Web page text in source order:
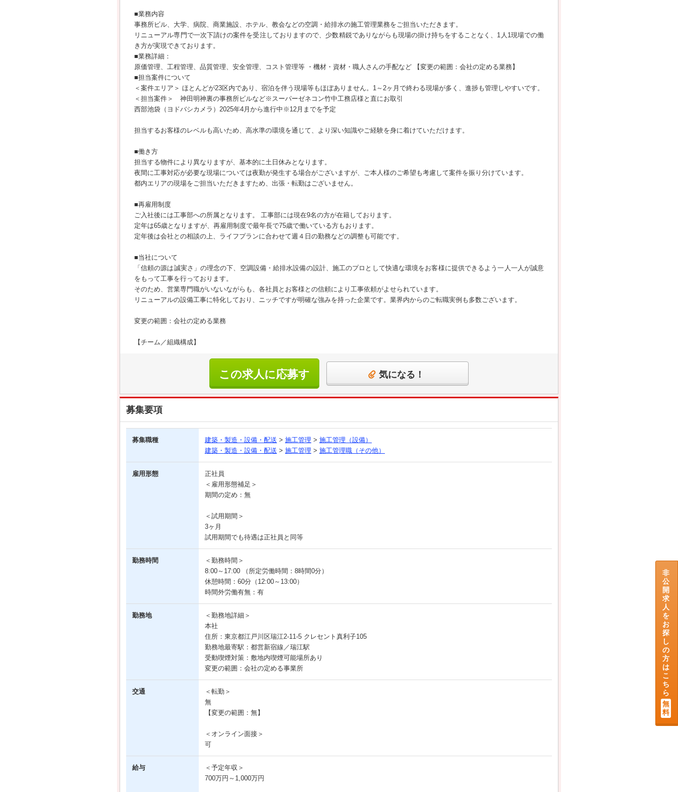
■業務内容
事務所ビル、大学、病院、商業施設、ホテル、教会などの空調・給排水の施工管理業務をご担当いただきます。
リニューアル専門で一次下請けの案件を受注しておりますので、少数精鋭でありながらも現場の掛け持ちをすることなく、1人1現場での働
き方が実現できております。
■業務詳細：
原価管理、工程管理、品質管理、安全管理、コスト管理等 ・機材・資材・職人さんの手配など 【変更の範囲：会社の定める業務】
■担当案件について
＜案件エリア＞ ほとんどが23区内であり、宿泊を伴う現場等もほぼありません。1～2ヶ月で終わる現場が多く、進捗も管理しやすいです。
＜担当案件＞ 神田明神裏の事務所ビルなど※スーパーゼネコン竹中工務店様と直にお取引
西部池袋（ヨドバシカメラ）2025年4月から進行中※12月までを予定
担当するお客様のレベルも高いため、高水準の環境を通じて、より深い知識やご経験を身に着けていただけます。
■働き方
担当する物件により異なりますが、基本的に土日休みとなります。
夜間に工事対応が必要な現場については夜勤が発生する場合がございますが、ご本人様のご希望も考慮して案件を振り分けています。
都内エリアの現場をご担当いただきますため、出張・転勤はございません。
■再雇用制度
ご入社後には工事部への所属となります。 工事部には現在9名の方が在籍しております。
定年は65歳となりますが、再雇用制度で最年長で75歳で働いている方もおります。
定年後は会社との相談の上、ライフプランに合わせて週４日の勤務などの調整も可能です。
■当社について
「信頼の源は誠実さ」の理念の下、空調設備・給排水設備の設計、施工のプロとして快適な環境をお客様に提供できるよう一人一人が誠意
をもって工事を行っております。
そのため、営業専門職がいないながらも、各社員とお客様との信頼により工事依頼がよせられています。
リニューアルの設備工事に特化しており、ニッチですが明確な強みを持った企業です。業界内からのご転職実例も多数ございます。
変更の範囲：会社の定める業務
【チーム／組織構成】
この求人に応募す
る
気になる！
募集要項
募集職種 建築・製造・設備・配送 > 施工管理 > 施工管理（設備）
建築・製造・設備・配送 > 施工管理 > 施工管理職（その他）
雇用形態
正社員
＜雇用形態補足＞
期間の定め：無
＜試用期間＞
3ヶ月
試用期間でも待遇は正社員と同等
勤務時間
＜勤務時間＞
8:00～17:00 （所定労働時間：8時間0分）
休憩時間：60分（12:00～13:00）
時間外労働有無：有
勤務地
＜勤務地詳細＞
本社
住所：東京都江戸川区瑞江2-11-5 クレセント真利子105
勤務地最寄駅：都営新宿線／瑞江駅
受動喫煙対策：敷地内喫煙可能場所あり
変更の範囲：会社の定める事業所
交通
＜転勤＞
無
【変更の範囲：無】
＜オンライン面接＞
可
給与
＜予定年収＞
700万円～1,000万円
非
公
開
求
人
を
お
探
し
の
方
は
こ
ち
ら
無
料